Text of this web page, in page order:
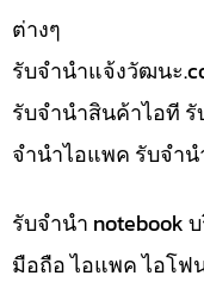
ต่างๆ
รับจํานําแจ้งวัฒนะ
รับจำนำสินค้าไอที
จำนำไอแพค รับจำน
รับจำนำ notebook
มือถือ ไอแพค ไอโฟ